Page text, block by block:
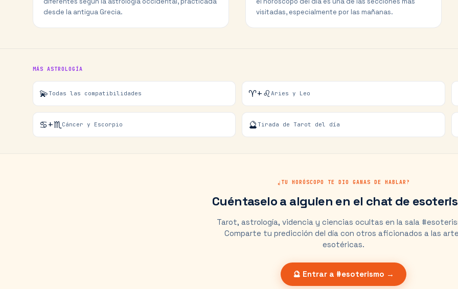
desde la antigua Grecia.
visitadas, especialmente por las mañanas.
MÁS ASTROLOGÍA
💫Todas las compatibilidades ♈+♌Aries y Leo
♋+♏Cáncer y Escorpio 🔮Tirada de Tarot del día
¿TU HORÓSCOPO TE DIO GANAS DE HABLAR?
Cuéntaselo a alguien en el chat de
Tarot, astrología, videncia y ciencias ocultas en la sala
Comparte tu predicción del día con otros aficionados a las
esotéricas.
🔮 Entrar a #esoterismo →